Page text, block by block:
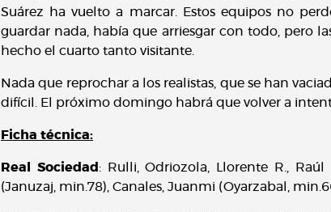
Suárez ha vuelto a marcar. Estos equipos no
guardar nada, había que arriesgar con todo, pero
hecho el cuarto tanto visitante.
Nada que reprochar a los realistas, que se han
difícil. El próximo domingo habrá que volver a
Ficha técnica:
Real Sociedad : Rulli, Odriozola, Llorente R.,
(Januzaj, min.78), Canales, Juanmi (Oyarzabal,